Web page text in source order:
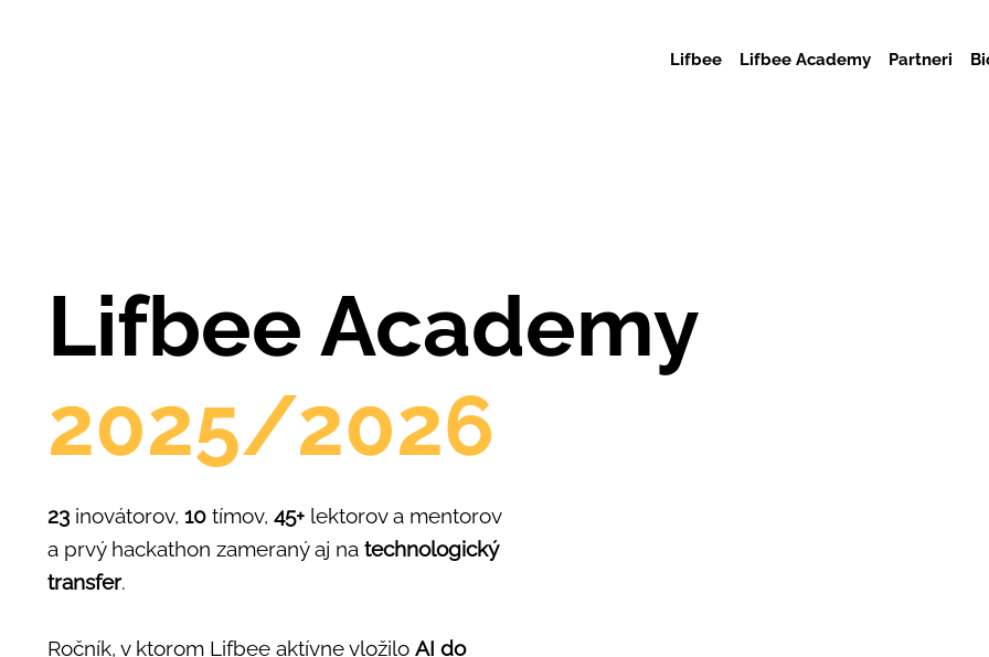
Lifbee Lifbee Academy Partneri
Lifbee Academy
2025/2026
23 inovátorov,10 tímov,45+ lektorov a mentorov
a prvý hackathon zameraný aj natechnologický
transfer.
Ročník, v ktorom Lifbee aktívne vložiloAI do